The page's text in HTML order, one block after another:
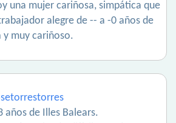
una mujer cariñosa, simpática que
alegre de -- a -0 años de
y muy cariñoso.
años de Illes Balears.